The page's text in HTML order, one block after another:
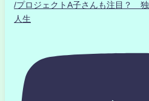
/プロジェクトA子さんも注目？
人生